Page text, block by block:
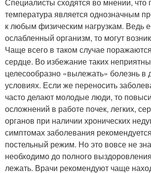
Специалисты сходятся во мнении,
температура является однозначным
к любым физическим нагрузкам. Ведь
ослабленный организм, то могут
Чаще всего в таком случае
сердце. Во избежание таких
целесообразно «вылежать» болезнь
условиях. Если же переносить
часто делают молодые люди, то
осложнений в работе почек, легких,
органов при наличии хронических
симптомах заболевания
постельный режим. Но это вовсе не
необходимо до полного
лежать. Врачи рекомендуют чаще